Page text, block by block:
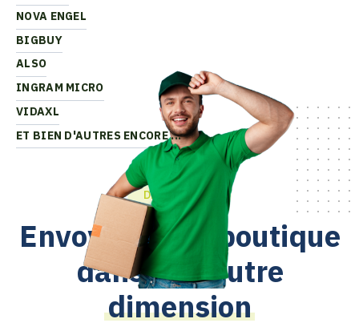
Dropshipping
Envoyer votre boutique
dans une autre
dimension
NOVA ENGEL
BIGBUY
ALSO
INGRAM MICRO
VIDAXL
ET BIEN D'AUTRES ENCORE ...